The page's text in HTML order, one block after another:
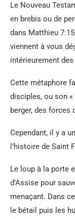
Le Nouveau
en brebis ou de
dans Matthieu
viennent à vous
intérieurement
Cette métaphore
disciples, ou son
berger, des forces
Cependant, il y a
l’histoire de Saint
Le loup à la porte
d’Assise pour
menaçant. Dans
le bétail puis les